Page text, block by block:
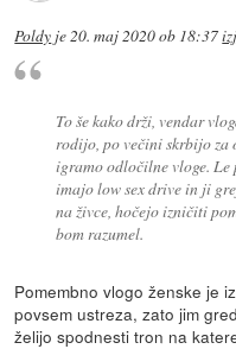
Poldy je20. maj 2020 ob 18:37
To še kako drži, vendar
rodijo, po večini skrbijo za
igramo odločilne vloge. Le
imajo low sex drive in ji
na živce, hočejo izničiti
bom razumel.
Pomembno vlogo ženske je
povsem ustreza, zato jim
želijo spodnesti tron na